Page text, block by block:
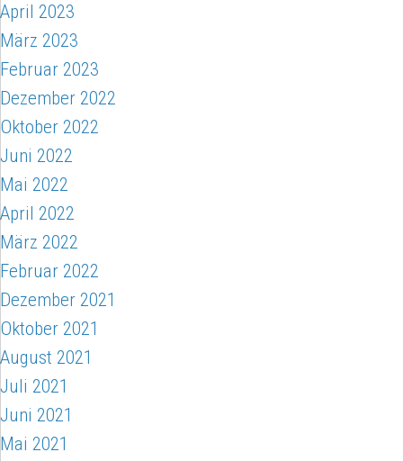
April 2023
März 2023
Februar 2023
Dezember 2022
Oktober 2022
Juni 2022
Mai 2022
April 2022
März 2022
Februar 2022
Dezember 2021
Oktober 2021
August 2021
Juli 2021
Juni 2021
Mai 2021